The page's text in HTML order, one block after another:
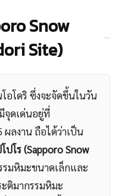
Snow
Site)
อโดริ ซึ่งจะจัดขึ้นในวัน
จุดเด่นอยู่ที่
ลงาน ถือได้ว่าเป็น
โร (Sapporo Snow
มหิมะขนาดเล็กและ
ติมากรรมหิมะ